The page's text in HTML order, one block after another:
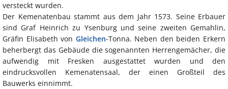
versteckt wurden.
Der Kemenatenbau stammt aus dem Jahr 1573. Seine Erbauer
sind Graf Heinrich zu Ysenburg und seine zweiten Gemahlin,
Gräfin Elisabeth von Gleichen-Tonna. Neben den beiden Erkern
beherbergt das Gebäude die sogenannten Herrengemächer, die
aufwendig mit Fresken ausgestattet wurden und den
eindrucksvollen Kemenatensaal, der einen Großteil des
Bauwerks einnimmt.